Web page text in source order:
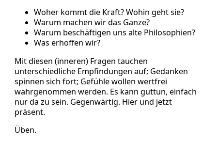
Woher kommt die Kraft? Wohin geht sie?
Warum machen wir das Ganze?
Warum beschäftigen uns alte Philosophien?
Was erhoffen wir?
Mit diesen (inneren) Fragen tauchen
unterschiedliche Empfindungen auf; Gedanken
spinnen sich fort; Gefühle wollen wertfrei
wahrgenommen werden. Es kann guttun, einfach
nur da zu sein. Gegenwärtig. Hier und jetzt
präsent.
Üben.